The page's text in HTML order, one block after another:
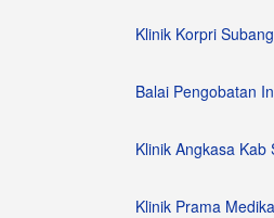
Klinik Korpri
Balai Pengobatan
Klinik Angkasa Kab
Klinik Prama